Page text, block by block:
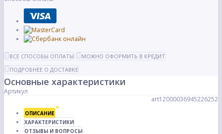
ВСЕ СПОСОБЫ ОПЛАТЫ
МОЖНО ОФОРМИТЬ В КРЕДИТ
ПОДРОБНЕЕ О ДОСТАВКЕ
Основные характеристики
Артикул
art12000036945226252
ОПИСАНИЕ
ХАРАКТЕРИСТИКИ
ОТЗЫВЫ И ВОПРОСЫ